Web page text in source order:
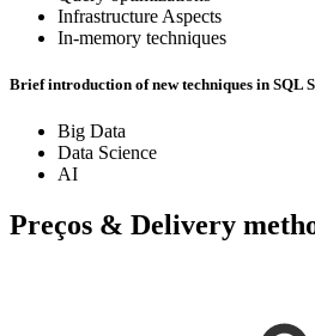
Infrastructure Aspects
In-memory techniques
Brief introduction of new techniques in SQL
Big Data
Data Science
AI
Preços & Delivery